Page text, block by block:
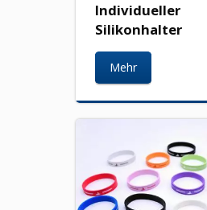
Individueller
Silikonhalter
Mehr